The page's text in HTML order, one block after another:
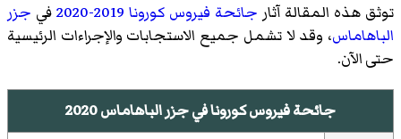
توثق هذه المقالة آثار جائحة فيروس كورونا 2019-2020 في جزر
الباهاماس، وقد لا تشمل جميع الاستجابات والإجراءات الرئيسية
حتى الآن.
جائحة فيروس كورونا في جزر الباهاماس 2020